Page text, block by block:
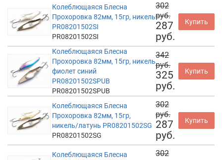
Колеблющаяся Блесна
Прохоровка 82мм, 15гр, никель
PR08201502SI
PR08201502SI
302
руб.
287
руб.
Купить
Колеблющаяся Блесна
Прохоровка 82мм, 15гр, никель
фиолет синий
PR08201502SPUB
PR08201502SPUB
342
руб.
325
руб.
Купить
Колеблющаяся Блесна
Прохоровка 82мм, 15гр,
никель/латунь PR08201502SG
PR08201502SG
302
руб.
287
руб.
Купить
Колеблющаяся Блесна
302